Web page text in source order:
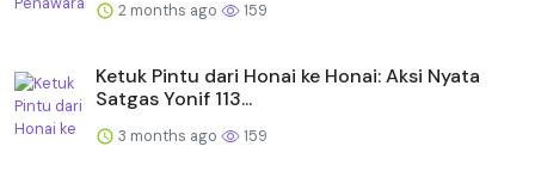
2 months ago 159
Ketuk Pintu dari Honai ke Honai: Aksi Nyata
Satgas Yonif 113...
3 months ago 159